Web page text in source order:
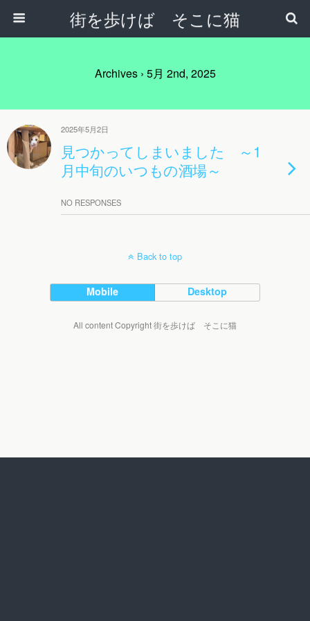
街を歩けば そこに猫
Archives › 5月 2nd, 2025
2025年5月2日
見つかってしまいました ～1
月中旬のいつもの酒場～
NO RESPONSES
Back to top
Mobile Desktop
All content Copyright 街を歩けば そこに猫